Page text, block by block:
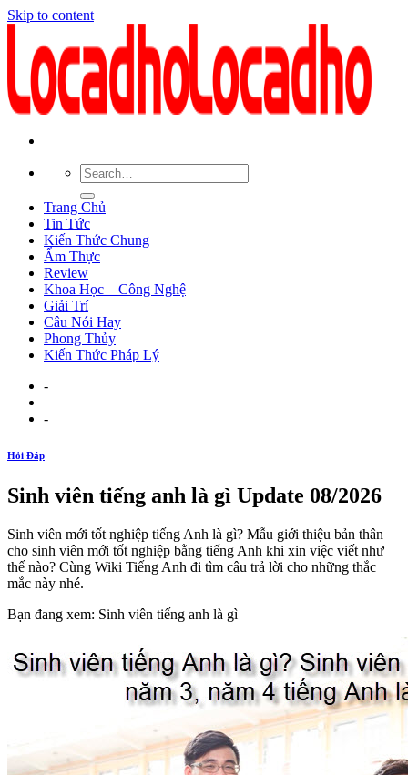
Skip to content
Trang Chủ
Tin Tức
Kiến Thức Chung
Ẩm Thực
Review
Khoa Học – Công Nghệ
Giải Trí
Câu Nói Hay
Phong Thủy
Kiến Thức Pháp Lý
-
-
Hỏi Đáp
Sinh viên tiếng anh là gì Update 08/2026
Sinh viên mới tốt nghiệp tiếng Anh là gì? Mẫu giới thiệu bản thân
cho sinh viên mới tốt nghiệp bằng tiếng Anh khi xin việc viết như
thế nào? Cùng Wiki Tiếng Anh đi tìm câu trả lời cho những thắc
mắc này nhé.
Bạn đang xem: Sinh viên tiếng anh là gì